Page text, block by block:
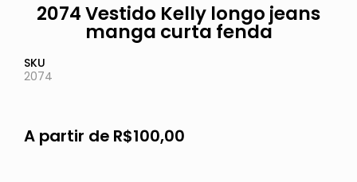
2074 Vestido Kelly longo jeans
manga curta fenda
SKU
2074
A partir de R$100,00